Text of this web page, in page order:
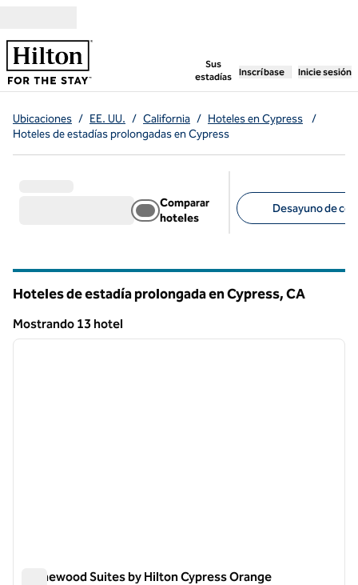
Sus
estadías
, abre una pestaña
Inscríbase Inicie sesión
Ubicaciones / EE. UU. / California / Hoteles en Cypress
/
Hoteles de estadías prolongadas en Cypress
Comparar
hoteles
Desayuno de
Hoteles de estadía prolongada en Cypress,CA
Mostrando 13 hotel
Mostrando 13 hotel
1 de 12
Homewood Suites by Hilton Cypress Orange